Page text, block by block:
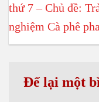
thứ 7 – Chủ đề:
nghiệm Cà phê
Để lại một